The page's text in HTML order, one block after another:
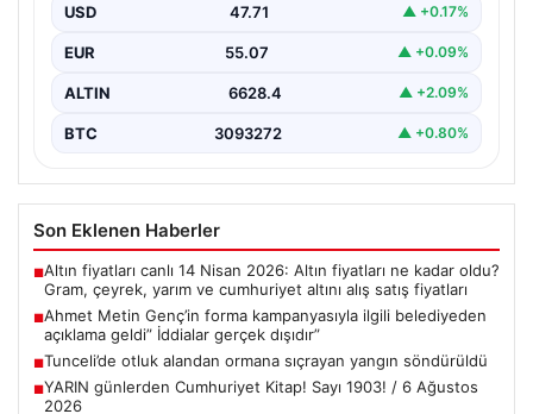
USD 47.71 ▲ +0.17%
EUR 55.07 ▲ +0.09%
ALTIN 6628.4 ▲ +2.09%
BTC 3093272 ▲ +0.80%
Son Eklenen Haberler
■Altın fiyatları canlı 14 Nisan 2026: Altın fiyatları ne kadar oldu?
Gram, çeyrek, yarım ve cumhuriyet altını alış satış fiyatları
■Ahmet Metin Genç’in forma kampanyasıyla ilgili belediyeden
açıklama geldi” İddialar gerçek dışıdır”
■Tunceli’de otluk alandan ormana sıçrayan yangın söndürüldü
■YARIN günlerden Cumhuriyet Kitap! Sayı 1903! / 6 Ağustos
2026